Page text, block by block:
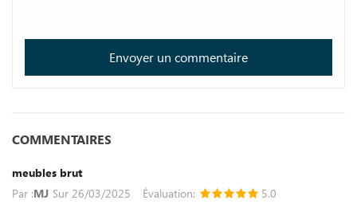
COMMENTAIRES
meubles brut
Par :MJ Sur 26/03/2025 Évaluation:
5.0